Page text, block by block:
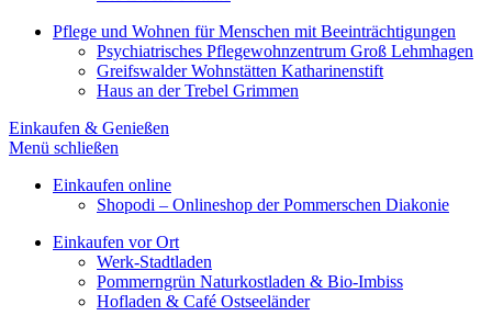
Pflege und Wohnen für Menschen mit Beeinträchtigungen
Psychiatrisches Pflegewohnzentrum Groß Lehmhagen
Greifswalder Wohnstätten Katharinenstift
Haus an der Trebel Grimmen
Einkaufen & Genießen
Menü schließen
Einkaufen online
Shopodi – Onlineshop der Pommerschen Diakonie
Einkaufen vor Ort
Werk-Stadtladen
Pommerngrün Naturkostladen & Bio-Imbiss
Hofladen & Café Ostseeländer